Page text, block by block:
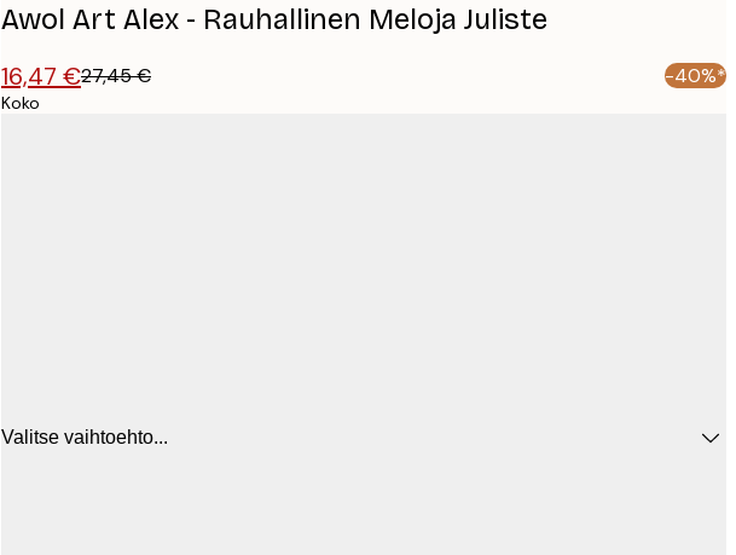
Awol Art Alex - Rauhallinen Meloja Juliste
16,47 €27,45 € -40%*
Koko
Valitse vaihtoehto...